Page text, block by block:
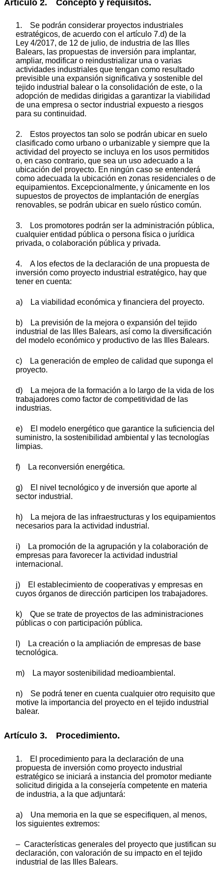
Artículo 2. Concepto y requisitos.
1. Se podrán considerar proyectos industriales
estratégicos, de acuerdo con el artículo 7.d) de la
Ley 4/2017, de 12 de julio, de industria de las Illes
Balears, las propuestas de inversión para implantar,
ampliar, modificar o reindustrializar una o varias
actividades industriales que tengan como resultado
previsible una expansión significativa y sostenible del
tejido industrial balear o la consolidación de este, o la
adopción de medidas dirigidas a garantizar la viabilidad
de una empresa o sector industrial expuesto a riesgos
para su continuidad.
2. Estos proyectos tan solo se podrán ubicar en suelo
clasificado como urbano o urbanizable y siempre que la
actividad del proyecto se incluya en los usos permitidos
o, en caso contrario, que sea un uso adecuado a la
ubicación del proyecto. En ningún caso se entenderá
como adecuada la ubicación en zonas residenciales o de
equipamientos. Excepcionalmente, y únicamente en los
supuestos de proyectos de implantación de energías
renovables, se podrán ubicar en suelo rústico común.
3. Los promotores podrán ser la administración pública,
cualquier entidad pública o persona física o jurídica
privada, o colaboración pública y privada.
4. A los efectos de la declaración de una propuesta de
inversión como proyecto industrial estratégico, hay que
tener en cuenta:
a) La viabilidad económica y financiera del proyecto.
b) La previsión de la mejora o expansión del tejido
industrial de las Illes Balears, así como la diversificación
del modelo económico y productivo de las Illes Balears.
c) La generación de empleo de calidad que suponga el
proyecto.
d) La mejora de la formación a lo largo de la vida de los
trabajadores como factor de competitividad de las
industrias.
e) El modelo energético que garantice la suficiencia del
suministro, la sostenibilidad ambiental y las tecnologías
limpias.
f) La reconversión energética.
g) El nivel tecnológico y de inversión que aporte al
sector industrial.
h) La mejora de las infraestructuras y los equipamientos
necesarios para la actividad industrial.
i) La promoción de la agrupación y la colaboración de
empresas para favorecer la actividad industrial
internacional.
j) El establecimiento de cooperativas y empresas en
cuyos órganos de dirección participen los trabajadores.
k) Que se trate de proyectos de las administraciones
públicas o con participación pública.
l) La creación o la ampliación de empresas de base
tecnológica.
m) La mayor sostenibilidad medioambiental.
n) Se podrá tener en cuenta cualquier otro requisito que
motive la importancia del proyecto en el tejido industrial
balear.
Artículo 3. Procedimiento.
1. El procedimiento para la declaración de una
propuesta de inversión como proyecto industrial
estratégico se iniciará a instancia del promotor mediante
solicitud dirigida a la consejería competente en materia
de industria, a la que adjuntará:
a) Una memoria en la que se especifiquen, al menos,
los siguientes extremos:
– Características generales del proyecto que justifican su
declaración, con valoración de su impacto en el tejido
industrial de las Illes Balears.